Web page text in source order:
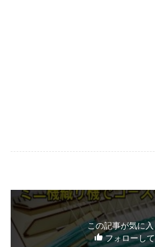
この記事が気に
フォローし